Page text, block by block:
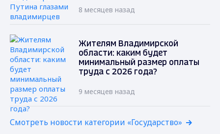
8 месяцев назад
Жителям Владимирской
области: каким будет
минимальный размер оплаты
труда с 2026 года?
9 месяцев назад
Смотреть новости категории «Государство»